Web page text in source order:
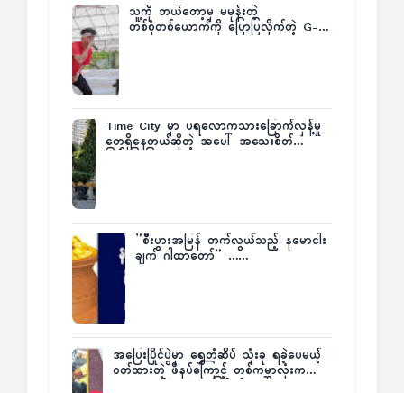
သူ့ကို ဘယ်တော့မှ မမုန်းတဲ့
တစ်စုံတစ်ယောက်ကို ပြောပြလိုက်တဲ့ G-
Time City မှာ ပရလောကသားခြောက်လှန့်မှု
တွေရှိနေတယ်ဆိုတဲ့ အပေါ် အသေးစိတ်
”စီးပွားအမြန် တက်လွယ်သည့် နမောငါး
ချက် ဂါထာတော်” ……
အပြေးပြိုင်ပွဲမှာ ရွှေတံဆိပ် သုံးခု ရခဲ့ပေမယ့်
ဝတ်ထားတဲ့ ဖိနပ်ကြောင့် တစ်ကမ္ဘာလုံးက